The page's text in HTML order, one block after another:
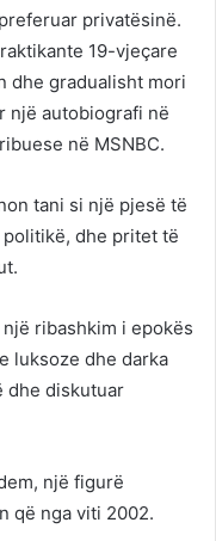
privatësinë.
19-vjeçare
dhe gradualisht mori
një autobiografi në
në MSNBC.
tani si një pjesë të
dhe pritet të
ribashkim i epokës
luksoze dhe darka
dhe diskutuar
një figurë
që nga viti 2002.